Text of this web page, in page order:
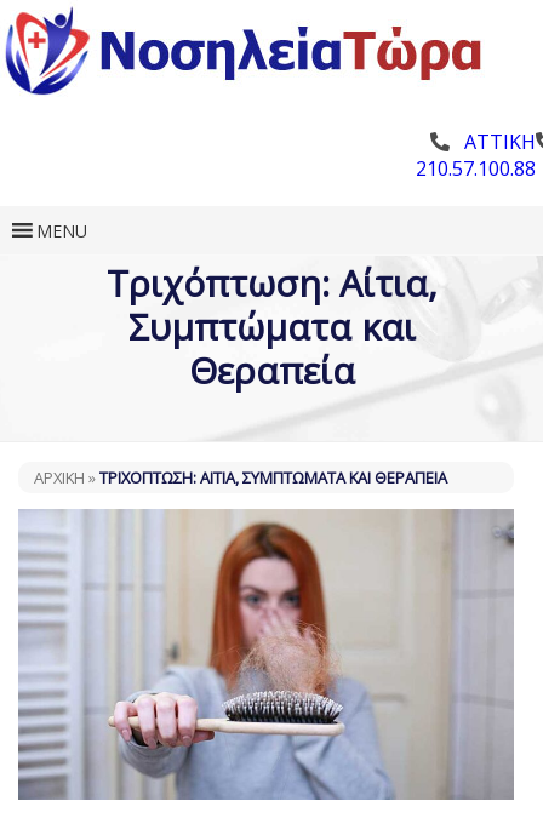
ΑΤΤΙΚΗ
210.57.100.88
MENU
Τριχόπτωση: Αίτια,
Συμπτώματα και
Θεραπεία
ΑΡΧΙΚΗ »ΤΡΙΧΌΠΤΩΣΗ: ΑΊΤΙΑ, ΣΥΜΠΤΏΜΑΤΑ ΚΑΙ ΘΕΡΑΠΕΊΑ